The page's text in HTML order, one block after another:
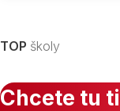
TOP školy
Chcete tu